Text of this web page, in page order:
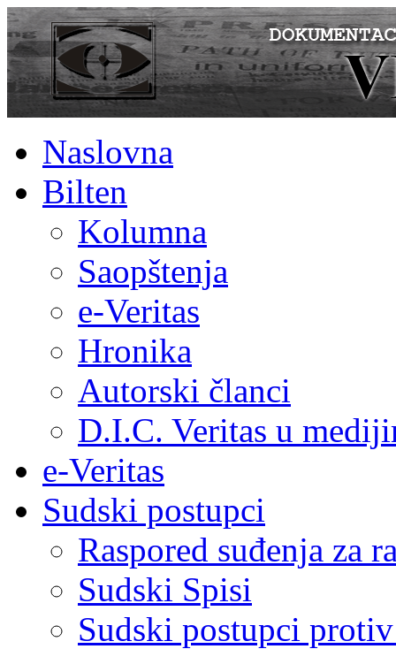
Naslovna
Bilten
Kolumna
Saopštenja
e-Veritas
Hronika
Autorski članci
D.I.C. Veritas u
e-Veritas
Sudski postupci
Raspored suđenja za
Sudski Spisi
Sudski postupci